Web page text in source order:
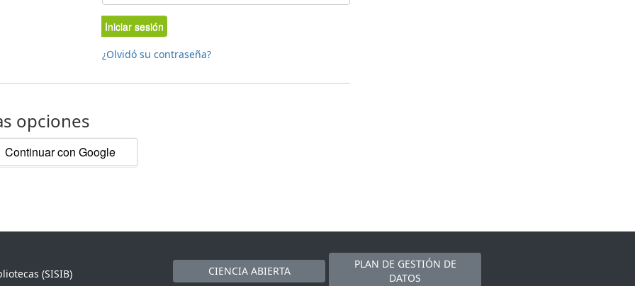
Iniciar sesión
¿Olvidó su contraseña?
opciones
Continuar con Google
(SISIB)
CIENCIA ABIERTA
PLAN DE GESTIÓN DE
DATOS